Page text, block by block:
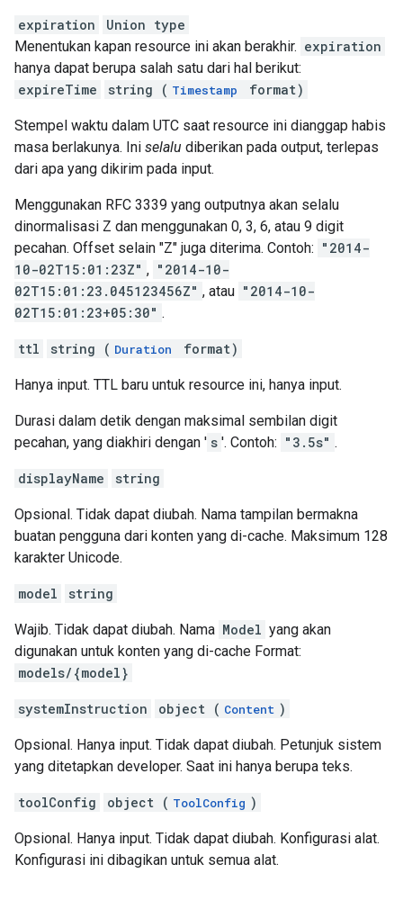
expiration
Union type
Menentukan kapan resource ini akan berakhir. expiration
hanya dapat berupa salah satu dari hal berikut:
expireTime
string ( Timestamp format)
Stempel waktu dalam UTC saat resource ini dianggap habis
masa berlakunya. Ini selalu diberikan pada output, terlepas
dari apa yang dikirim pada input.
Menggunakan RFC 3339 yang outputnya akan selalu
dinormalisasi Z dan menggunakan 0, 3, 6, atau 9 digit
pecahan. Offset selain "Z" juga diterima. Contoh: "2014-
10-02T15:01:23Z" , "2014-10-
02T15:01:23.045123456Z" , atau "2014-10-
02T15:01:23+05:30" .
ttl string ( Duration format)
Hanya input. TTL baru untuk resource ini, hanya input.
Durasi dalam detik dengan maksimal sembilan digit
pecahan, yang diakhiri dengan ' s '. Contoh: "3.5s" .
displayName string
Opsional. Tidak dapat diubah. Nama tampilan bermakna
buatan pengguna dari konten yang di-cache. Maksimum 128
karakter Unicode.
model string
Wajib. Tidak dapat diubah. Nama Model yang akan
digunakan untuk konten yang di-cache Format:
models/{model}
systemInstruction object ( Content )
Opsional. Hanya input. Tidak dapat diubah. Petunjuk sistem
yang ditetapkan developer. Saat ini hanya berupa teks.
toolConfig object ( ToolConfig )
Opsional. Hanya input. Tidak dapat diubah. Konfigurasi alat.
Konfigurasi ini dibagikan untuk semua alat.